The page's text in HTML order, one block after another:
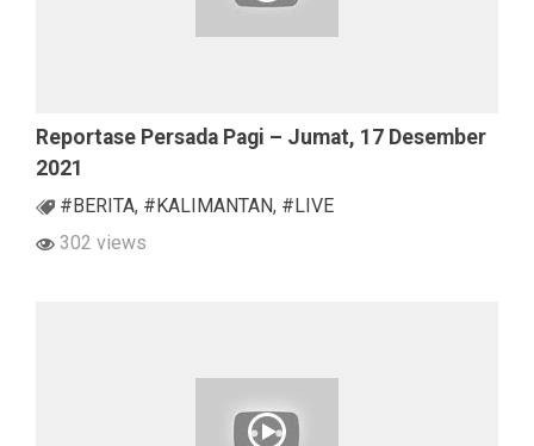
Reportase Persada Pagi – Jumat, 17 Desember
2021
#BERITA, #KALIMANTAN, #LIVE
302 views